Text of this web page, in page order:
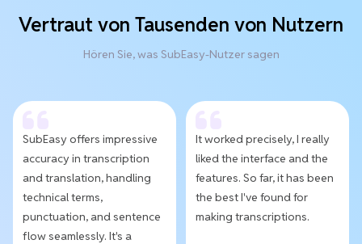
Vertraut von Tausenden von Nutzern
Hören Sie, was SubEasy-Nutzer sagen
SubEasy offers impressive
accuracy in transcription
and translation, handling
technical terms,
punctuation, and sentence
flow seamlessly. It's a
It worked precisely, I really
liked the interface and the
features. So far, it has been
the best I've found for
making transcriptions.